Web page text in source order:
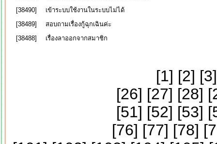
[38490]
เข้าระบบใช้งานในระบบไม่ได้
[38489]
สอบถามเรื่องกู้ฉุกเฉินค่ะ
[38488]
เรื่องลาออกจากสมาชิก
[1] [2] [3
[26] [27] [28] [
[51] [52] [53] [
[76] [77] [78] [